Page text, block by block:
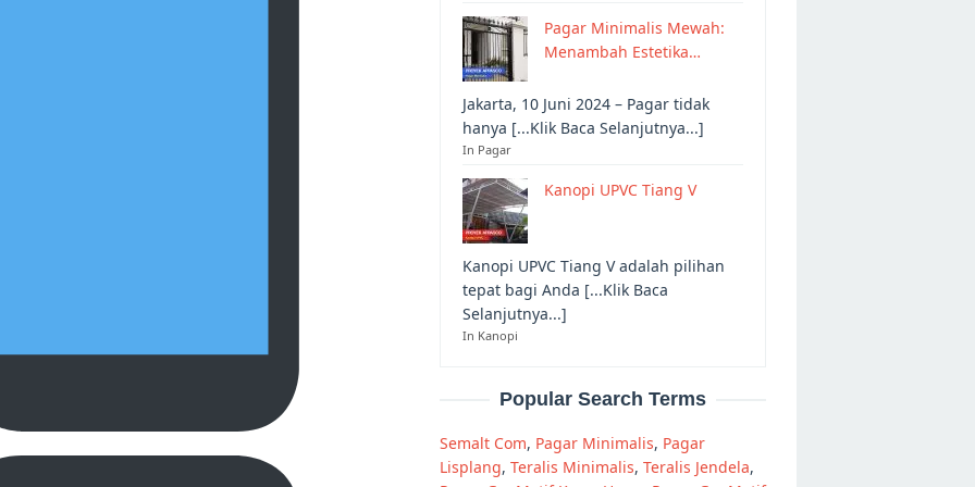
Pagar Minimalis Mewah:
Menambah Estetika…
Jakarta, 10 Juni 2024 – Pagar tidak
hanya [...Klik Baca Selanjutnya...]
In Pagar
Kanopi UPVC Tiang V
Kanopi UPVC Tiang V adalah pilihan
tepat bagi Anda [...Klik Baca
Selanjutnya...]
In Kanopi
Popular Search Terms
Semalt Com, Pagar Minimalis, Pagar
Lisplang, Teralis Minimalis, Teralis Jendela,